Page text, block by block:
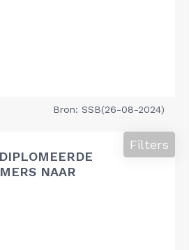
Bron: SSB(26-08-2024)
NAAR
Filters